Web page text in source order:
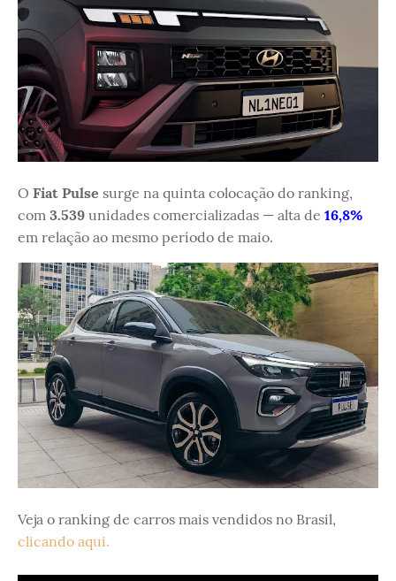
O Fiat Pulse surge na quinta colocação do ranking,
com 3.539 unidades comercializadas — alta de 16,8%
em relação ao mesmo período de maio.
Veja o ranking de carros mais vendidos no Brasil,
clicando aqui.